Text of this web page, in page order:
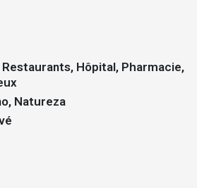
Natureza